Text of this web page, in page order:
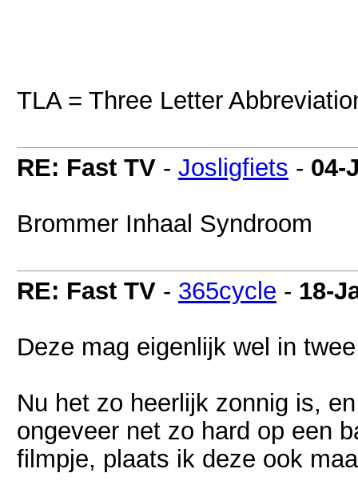
TLA = Three Letter
RE: Fast TV - Josligfiets - 04-
Brommer Inhaal Syndroom
RE: Fast TV - 365cycle - 18-
Deze mag eigenlijk wel in
Nu het zo heerlijk zonnig is,
ongeveer net zo hard op een
filmpje, plaats ik deze ook